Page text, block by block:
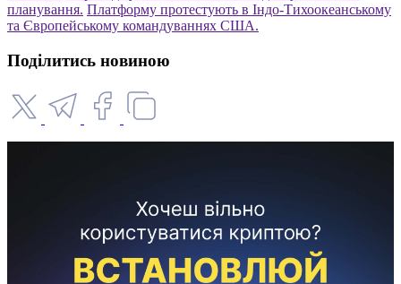
планування. Платформу протестують в Індо-Тихоокеанському
та Європейському командуваннях США.
Поділитись новиною